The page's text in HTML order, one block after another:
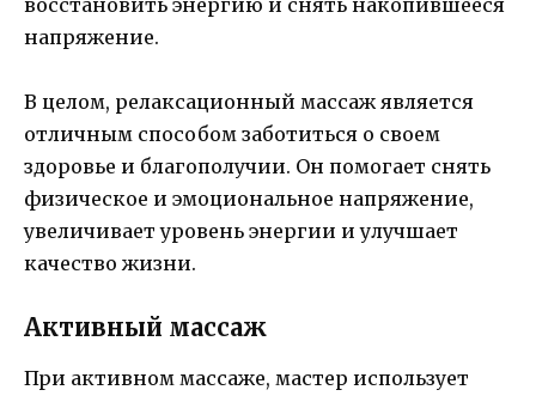
напряжение.
В целом, релаксационный массаж является
отличным способом заботиться о своем
здоровье и благополучии. Он помогает снять
физическое и эмоциональное напряжение,
увеличивает уровень энергии и улучшает
качество жизни.
Активный массаж
При активном массаже, мастер использует